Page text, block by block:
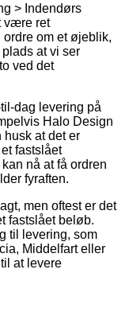
> Indendørs
være ret
om et øjeblik,
at vi ser
ved det
dag levering på
Halo Design
husk at det er
fastslået
nå at få ordren
fyraften.
men oftest er det
fastslået beløb.
til levering, som
Middelfart eller
at levere